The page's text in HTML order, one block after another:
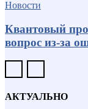
Новости
Квантовый
вопрос из-за
АКТУАЛЬНО